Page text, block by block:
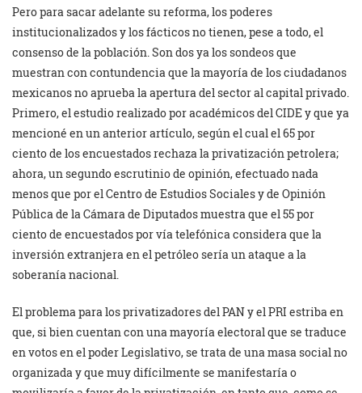
Pero para sacar adelante su reforma, los poderes
institucionalizados y los fácticos no tienen, pese a todo, el
consenso de la población. Son dos ya los sondeos que
muestran con contundencia que la mayoría de los ciudadanos
mexicanos no aprueba la apertura del sector al capital privado.
Primero, el estudio realizado por académicos del CIDE y que ya
mencioné en un anterior artículo, según el cual el 65 por
ciento de los encuestados rechaza la privatización petrolera;
ahora, un segundo escrutinio de opinión, efectuado nada
menos que por el Centro de Estudios Sociales y de Opinión
Pública de la Cámara de Diputados muestra que el 55 por
ciento de encuestados por vía telefónica considera que la
inversión extranjera en el petróleo sería un ataque a la
soberanía nacional.
El problema para los privatizadores del PAN y el PRI estriba en
que, si bien cuentan con una mayoría electoral que se traduce
en votos en el poder Legislativo, se trata de una masa social no
organizada y que muy difícilmente se manifestaría o